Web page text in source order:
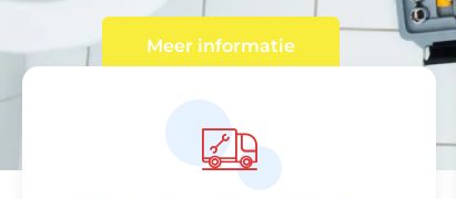
Meer informatie